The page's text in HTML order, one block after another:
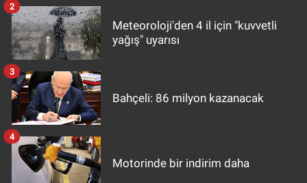
Meteoroloji'den 4 il için "kuvvetli
yağış" uyarısı
2
Bahçeli: 86 milyon kazanacak
3
Motorinde bir indirim daha
4